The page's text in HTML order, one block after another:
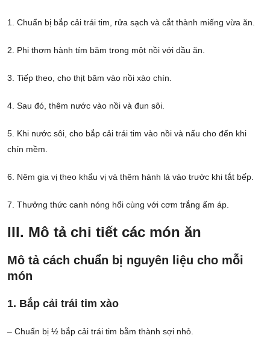
1. Chuẩn bị bắp cải trái tim, rửa sạch và cắt thành miếng vừa ăn.
2. Phi thơm hành tím băm trong một nồi với dầu ăn.
3. Tiếp theo, cho thịt băm vào nồi xào chín.
4. Sau đó, thêm nước vào nồi và đun sôi.
5. Khi nước sôi, cho bắp cải trái tim vào nồi và nấu cho đến khi
chín mềm.
6. Nêm gia vị theo khẩu vị và thêm hành lá vào trước khi tắt bếp.
7. Thưởng thức canh nóng hổi cùng với cơm trắng ấm áp.
III. Mô tả chi tiết các món ăn
Mô tả cách chuẩn bị nguyên liệu cho mỗi
món
1. Bắp cải trái tim xào
– Chuẩn bị ½ bắp cải trái tim bằm thành sợi nhỏ.